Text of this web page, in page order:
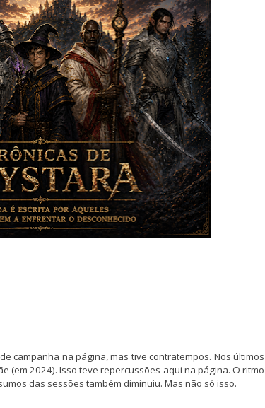
campanha na página, mas tive contratempos. Nos últimos
(em 2024). Isso teve repercussões aqui na página. O ritmo
das sessões também diminuiu. Mas não só isso.